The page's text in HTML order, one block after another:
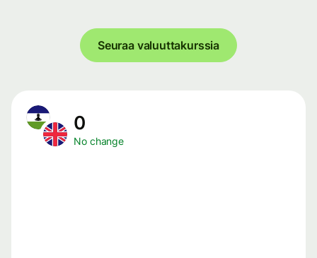
Seuraa valuuttakurssia
0
No change